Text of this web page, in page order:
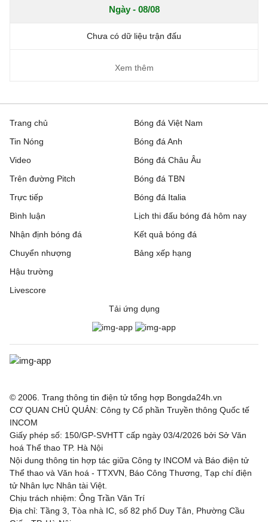
Ngày - 08/08
Chưa có dữ liệu trận đấu
Xem thêm
Trang chủ
Tin Nóng
Video
Trên đường Pitch
Trực tiếp
Bóng đá Việt Nam
Bóng đá Anh
Bóng đá Châu Âu
Bóng đá TBN
Bóng đá Italia
Bình luận
Nhận định bóng đá
Chuyển nhượng
Hậu trường
Livescore
Lịch thi đấu bóng đá hôm nay
Kết quả bóng đá
Bảng xếp hạng
Tải ứng dụng
© 2006. Trang thông tin điện tử tổng hợp Bongda24h.vn
CƠ QUAN CHỦ QUẢN: Công ty Cổ phần Truyền thông Quốc tế
INCOM
Giấy phép số: 150/GP-SVHTT cấp ngày 03/4/2026 bởi Sở Văn
hoá Thể thao TP. Hà Nội
Nội dung thông tin hợp tác giữa Công ty INCOM và Báo điện tử
Thể thao và Văn hoá - TTXVN, Báo Công Thương, Tạp chí điện
tử Nhân lực Nhân tài Việt.
Chịu trách nhiệm: Ông Trần Văn Trí
Địa chỉ: Tầng 3, Tòa nhà IC, số 82 phố Duy Tân, Phường Cầu